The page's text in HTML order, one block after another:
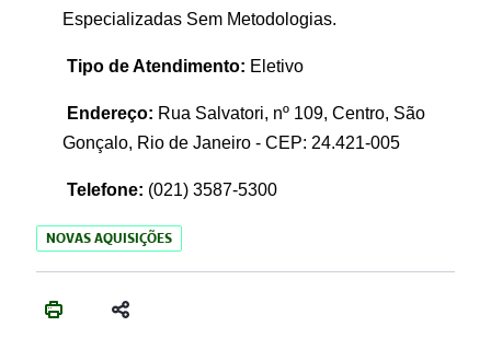
Especializadas Sem Metodologias.
Tipo de Atendimento: Eletivo
Endereço: Rua Salvatori, nº 109, Centro, São
Gonçalo, Rio de Janeiro - CEP: 24.421-005
Telefone: (021) 3587-5300
NOVAS AQUISIÇÕES